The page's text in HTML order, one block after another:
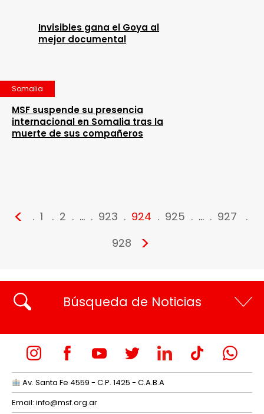
Invisibles gana el Goya al
mejor documental
Somalia
MSF suspende su presencia
internacional en Somalia tras la
muerte de sus compañeros
< 1 2 … 923 924 925 …
927
928
>
Búsqueda de Noticias
Av. Santa Fe 4559 - C.P. 1425 - C.A.B.A
Email: info@msf.org.ar